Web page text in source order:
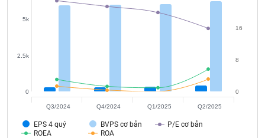
EPS 4 quý BVPS cơ bản
P/E cơ bản
ROEA
ROA
0
2.5k
5k
0
8
16
Q3/2024 Q4/2024 Q1/2025 Q2/2025
ngữ
Dịch